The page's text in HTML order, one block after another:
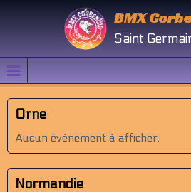
BMX
Saint
Orne
Aucun évènement à afficher.
Normandie